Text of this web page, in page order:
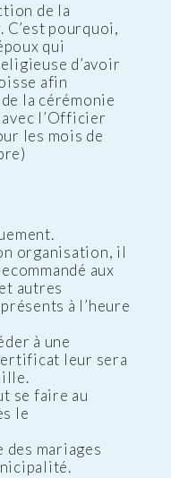
de la
pourquoi,
qui
d’avoir
afin
la cérémonie
avec l’Officier
les mois de
organisation, il
aux
autres
à l’heure
à une
leur sera
se faire au
le
mariages